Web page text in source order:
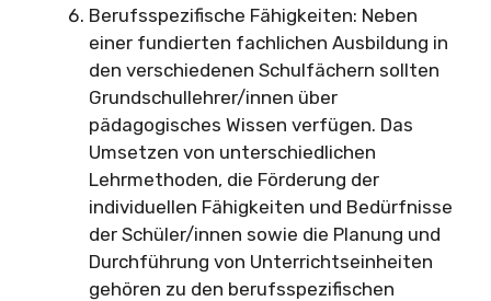
Berufsspezifische Fähigkeiten: Neben
einer fundierten fachlichen Ausbildung in
den verschiedenen Schulfächern sollten
Grundschullehrer/innen über
pädagogisches Wissen verfügen. Das
Umsetzen von unterschiedlichen
Lehrmethoden, die Förderung der
individuellen Fähigkeiten und Bedürfnisse
der Schüler/innen sowie die Planung und
Durchführung von Unterrichtseinheiten
gehören zu den berufsspezifischen